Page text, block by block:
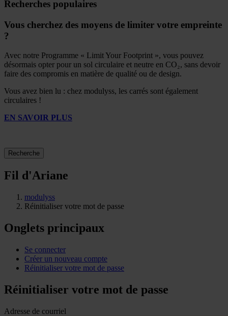
Recherches populaires
Vous cherchez des moyens de limiter votre empreinte
?
Avec notre Programme « Limit Your Footprint », vous pouvez
désormais opter pour un sol circulaire et neutre en CO₂, sans devoir
faire des compromis en matière de qualité ou de design.
Vous avez bien lu : chez modulyss, les carrés sont également
circulaires !
EN SAVOIR PLUS
Recherche
Fil d'Ariane
modulyss
Réinitialiser votre mot de passe
Onglets principaux
Se connecter
Créer un nouveau compte
Réinitialiser votre mot de passe
Réinitialiser votre mot de passe
Adresse de courriel